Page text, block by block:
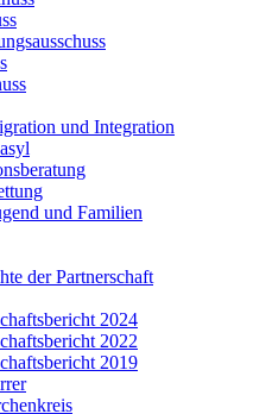
und Integration
und Familien
der Partnerschaft
2024
2022
2019